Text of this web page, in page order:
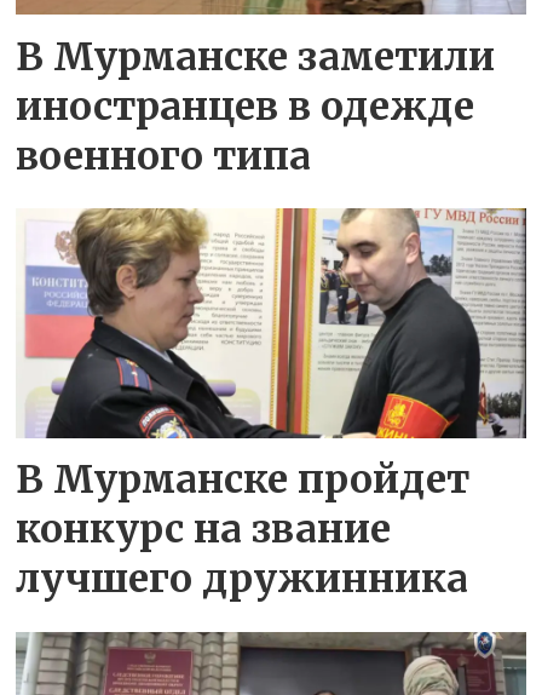
В Мурманске заметили
иностранцев в одежде
военного типа
В Мурманске пройдет
конкурс на звание
лучшего дружинника